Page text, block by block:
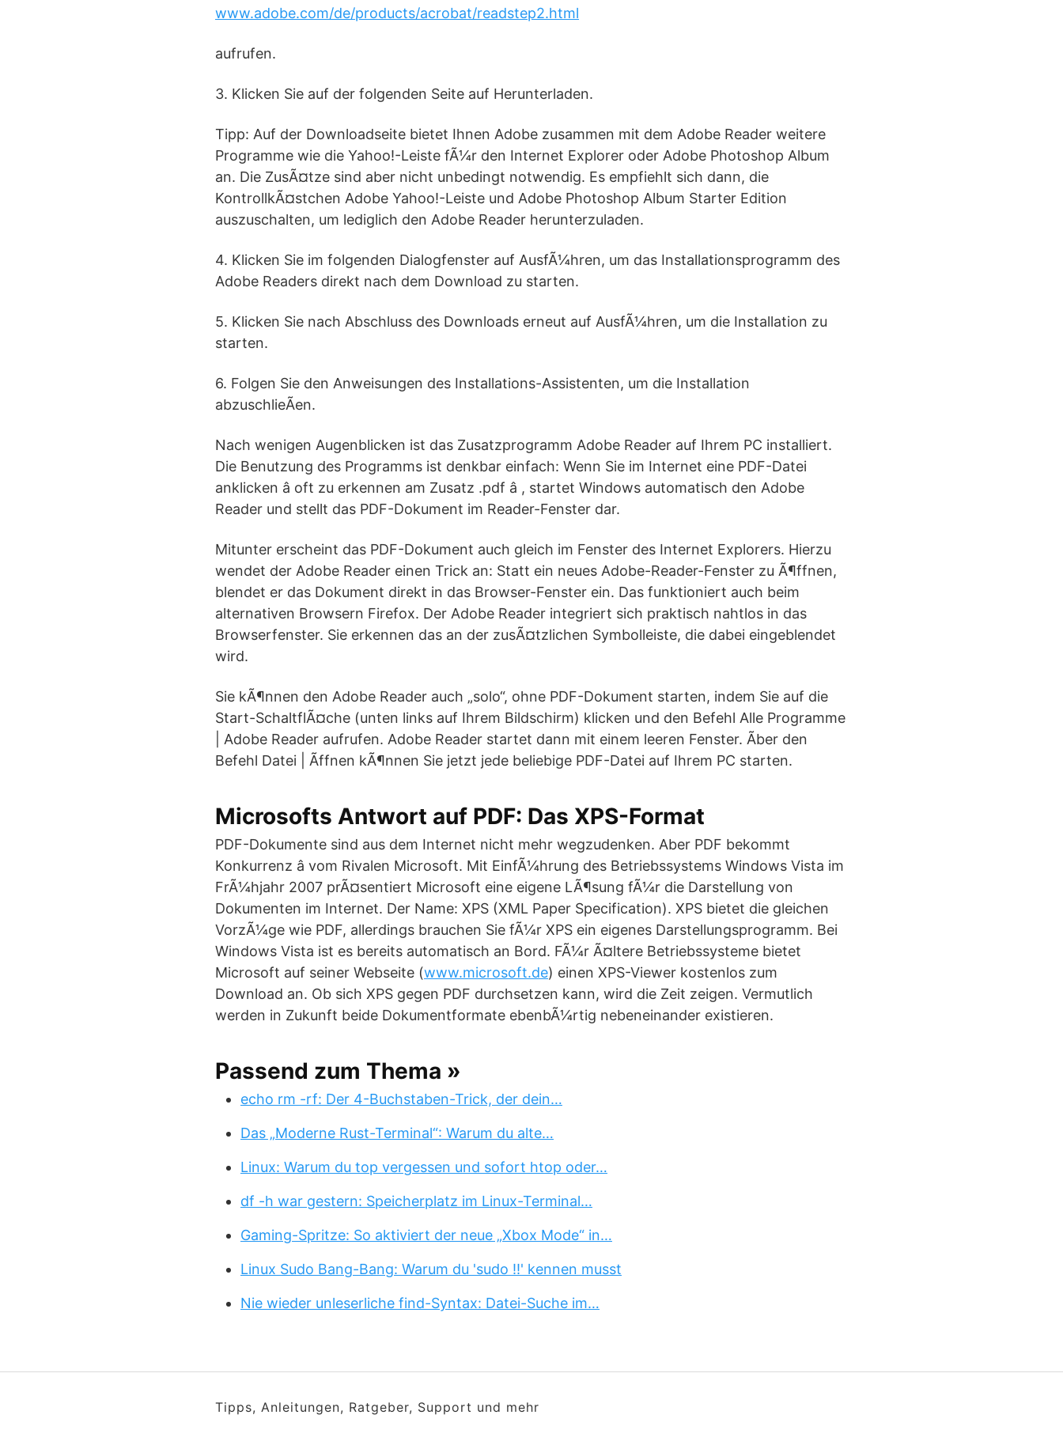
www.adobe.com/de/products/acrobat/readstep2.html
aufrufen.
3. Klicken Sie auf der folgenden Seite auf Herunterladen.
Tipp: Auf der Downloadseite bietet Ihnen Adobe zusammen mit dem Adobe Reader weitere
Programme wie die Yahoo!-Leiste fÃ¼r den Internet Explorer oder Adobe Photoshop Album
an. Die ZusÃ¤tze sind aber nicht unbedingt notwendig. Es empfiehlt sich dann, die
KontrollkÃ¤stchen Adobe Yahoo!-Leiste und Adobe Photoshop Album Starter Edition
auszuschalten, um lediglich den Adobe Reader herunterzuladen.
4. Klicken Sie im folgenden Dialogfenster auf AusfÃ¼hren, um das Installationsprogramm des
Adobe Readers direkt nach dem Download zu starten.
5. Klicken Sie nach Abschluss des Downloads erneut auf AusfÃ¼hren, um die Installation zu
starten.
6. Folgen Sie den Anweisungen des Installations-Assistenten, um die Installation
abzuschlieÃen.
Nach wenigen Augenblicken ist das Zusatzprogramm Adobe Reader auf Ihrem PC installiert.
Die Benutzung des Programms ist denkbar einfach: Wenn Sie im Internet eine PDF-Datei
anklicken â oft zu erkennen am Zusatz .pdf â , startet Windows automatisch den Adobe
Reader und stellt das PDF-Dokument im Reader-Fenster dar.
Mitunter erscheint das PDF-Dokument auch gleich im Fenster des Internet Explorers. Hierzu
wendet der Adobe Reader einen Trick an: Statt ein neues Adobe-Reader-Fenster zu Ã¶ffnen,
blendet er das Dokument direkt in das Browser-Fenster ein. Das funktioniert auch beim
alternativen Browsern Firefox. Der Adobe Reader integriert sich praktisch nahtlos in das
Browserfenster. Sie erkennen das an der zusÃ¤tzlichen Symbolleiste, die dabei eingeblendet
wird.
Sie kÃ¶nnen den Adobe Reader auch „solo“, ohne PDF-Dokument starten, indem Sie auf die
Start-SchaltflÃ¤che (unten links auf Ihrem Bildschirm) klicken und den Befehl Alle Programme
| Adobe Reader aufrufen. Adobe Reader startet dann mit einem leeren Fenster. Ãber den
Befehl Datei | Ãffnen kÃ¶nnen Sie jetzt jede beliebige PDF-Datei auf Ihrem PC starten.
Microsofts Antwort auf PDF: Das XPS-Format
PDF-Dokumente sind aus dem Internet nicht mehr wegzudenken. Aber PDF bekommt
Konkurrenz â vom Rivalen Microsoft. Mit EinfÃ¼hrung des Betriebssystems Windows Vista im
FrÃ¼hjahr 2007 prÃ¤sentiert Microsoft eine eigene LÃ¶sung fÃ¼r die Darstellung von
Dokumenten im Internet. Der Name: XPS (XML Paper Specification). XPS bietet die gleichen
VorzÃ¼ge wie PDF, allerdings brauchen Sie fÃ¼r XPS ein eigenes Darstellungsprogramm. Bei
Windows Vista ist es bereits automatisch an Bord. FÃ¼r Ã¤ltere Betriebssysteme bietet
Microsoft auf seiner Webseite (www.microsoft.de) einen XPS-Viewer kostenlos zum
Download an. Ob sich XPS gegen PDF durchsetzen kann, wird die Zeit zeigen. Vermutlich
werden in Zukunft beide Dokumentformate ebenbÃ¼rtig nebeneinander existieren.
Passend zum Thema »
echo rm -rf: Der 4-Buchstaben-Trick, der dein…
Das „Moderne Rust-Terminal“: Warum du alte…
Linux: Warum du top vergessen und sofort htop oder…
df -h war gestern: Speicherplatz im Linux-Terminal…
Gaming-Spritze: So aktiviert der neue „Xbox Mode“ in…
Linux Sudo Bang-Bang: Warum du 'sudo !!' kennen musst
Nie wieder unleserliche find-Syntax: Datei-Suche im…
Tipps, Anleitungen, Ratgeber, Support und mehr